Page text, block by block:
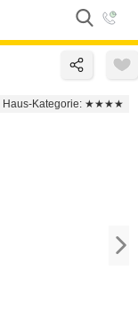
Haus-Kategorie: ★★★★